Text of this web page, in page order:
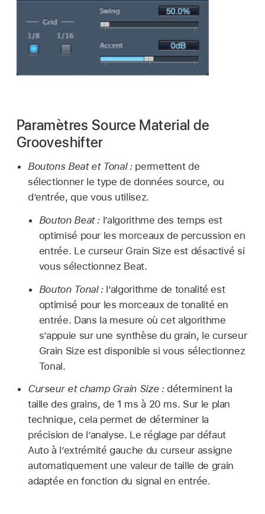
Paramètres Source Material de
Grooveshifter
Boutons Beat et Tonal :permettent de
sélectionner le type de données source, ou
d’entrée, que vous utilisez.
Bouton Beat : l’algorithme des temps est
optimisé pour les morceaux de percussion en
entrée. Le curseur Grain Size est désactivé si
vous sélectionnez Beat.
Bouton Tonal :l’algorithme de tonalité est
optimisé pour les morceaux de tonalité en
entrée. Dans la mesure où cet algorithme
s’appuie sur une synthèse du grain, le curseur
Grain Size est disponible si vous sélectionnez
Tonal.
Curseur et champ Grain Size :déterminent la
taille des grains, de 1 ms à 20 ms. Sur le plan
technique, cela permet de déterminer la
précision de l’analyse. Le réglage par défaut
Auto à l’extrémité gauche du curseur assigne
automatiquement une valeur de taille de grain
adaptée en fonction du signal en entrée.